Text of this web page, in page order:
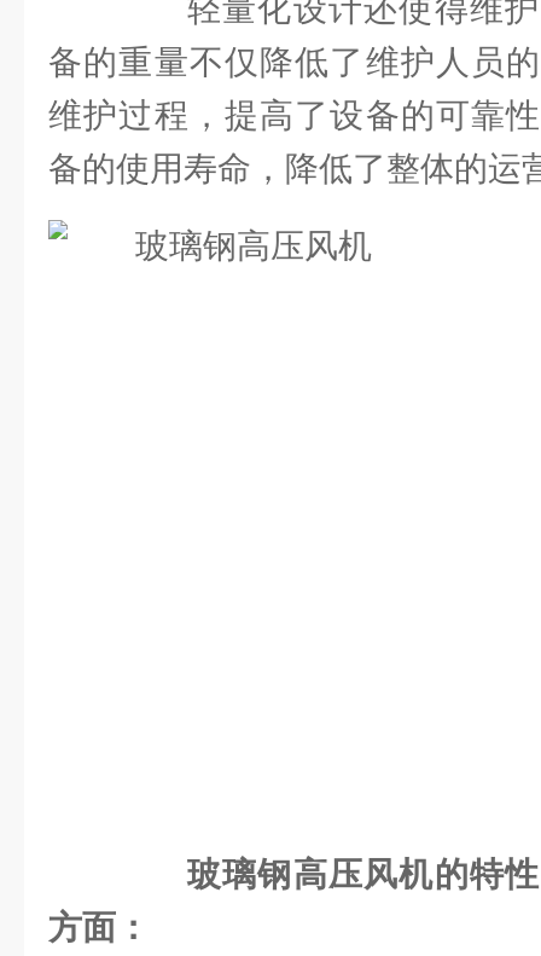
轻量化设计还使得维护
备的重量不仅降低了维护人员
维护过程，提高了设备的可靠
备的使用寿命，降低了整体的运
玻璃钢高压风机的特
方面：